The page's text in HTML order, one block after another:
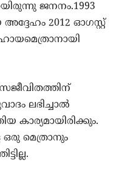
ജനനം.1993
2012 ഓഗസ്റ്റ്
ലഭിച്ചാല്‍
കാര്യമായിരിക്കും.
മെത്രാനും